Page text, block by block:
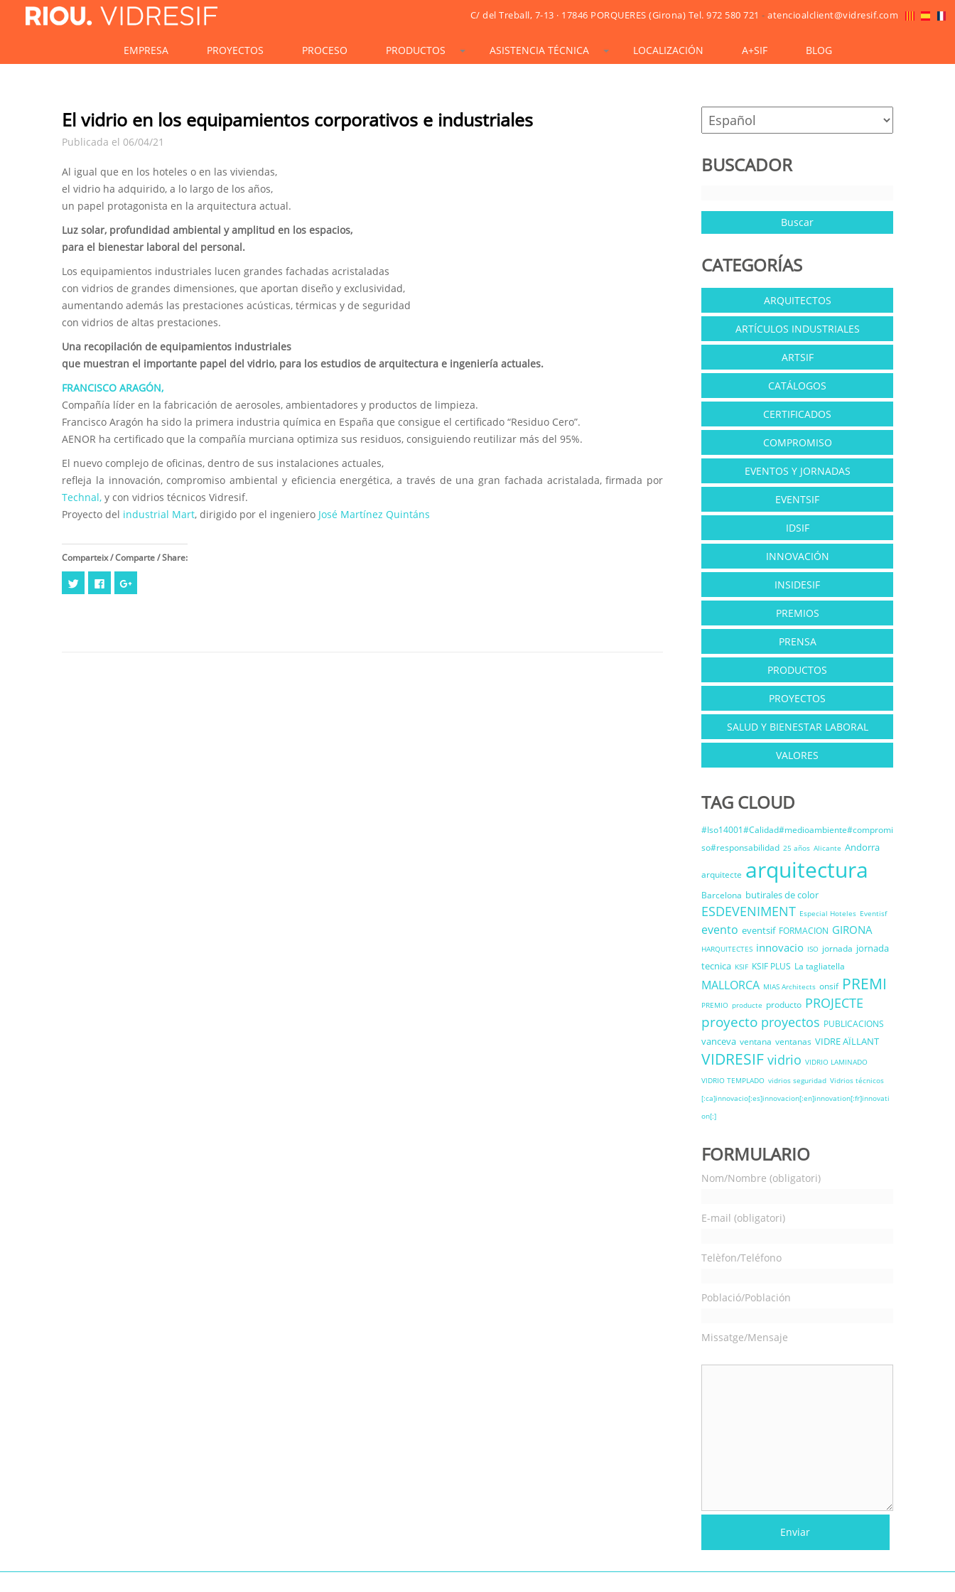
C/ del Treball, 7-13 · 17846 PORQUERES (Girona) Tel. 972 580 721 -atencioalclient@vidresif.com
EMPRESA PROYECTOS PROCESO PRODUCTOS ASISTENCIA TÉCNICA LOCALIZACIÓN A+SIF BLOG
El vidrio en los equipamientos corporativos e industriales
Publicada el 06/04/21
Al igual que en los hoteles o en las viviendas,
el vidrio ha adquirido, a lo largo de los años,
un papel protagonista en la arquitectura actual.
Luz solar, profundidad ambiental y amplitud en los espacios,
para el bienestar laboral del personal.
Los equipamientos industriales lucen grandes fachadas acristaladas
con vidrios de grandes dimensiones, que aportan diseño y exclusividad,
aumentando además las prestaciones acústicas, térmicas y de seguridad
con vidrios de altas prestaciones.
Una recopilación de equipamientos industriales
que muestran el importante papel del vidrio, para los estudios de arquitectura e ingeniería actuales.
FRANCISCO ARAGÓN,
Compañía líder en la fabricación de aerosoles, ambientadores y productos de limpieza.
Francisco Aragón ha sido la primera industria química en España que consigue el certificado “Residuo Cero”.
AENOR ha certificado que la compañía murciana optimiza sus residuos, consiguiendo reutilizar más del 95%.
El nuevo complejo de oficinas, dentro de sus instalaciones actuales,
refleja la innovación, compromiso ambiental y eficiencia energética, a través de una gran fachada acristalada, firmada por
Technal, y con vidrios técnicos Vidresif.
Proyecto del industrial Mart, dirigido por el ingeniero José Martínez Quintáns
Comparteix / Comparte / Share:
Haz
para
Haz
para para
BUSCADOR
CATEGORÍAS
ARQUITECTOS
ARTÍCULOS INDUSTRIALES
ARTSIF
CATÁLOGOS
CERTIFICADOS
COMPROMISO
EVENTOS Y JORNADAS
EVENTSIF
IDSIF
INNOVACIÓN
INSIDESIF
PREMIOS
PRENSA
PRODUCTOS
PROYECTOS
SALUD Y BIENESTAR LABORAL
VALORES
TAG CLOUD
#Iso14001#Calidad#medioambiente#compromi
so#responsabilidad 25 años Alicante Andorra
arquitecte arquitectura
Barcelona butirales de color
ESDEVENIMENT Especial Hoteles Eventisf
evento eventsif FORMACION GIRONA
HARQUITECTES innovacio ISO jornada jornada
tecnica KSIF KSIF PLUS La tagliatella
MALLORCA MIAS Architects onsif PREMI
PREMIO producte producto PROJECTE
proyecto proyectos PUBLICACIONS
vanceva ventana ventanas VIDRE AÏLLANT
VIDRESIF vidrio VIDRIO LAMINADO
VIDRIO TEMPLADO vidrios seguridad Vidrios técnicos
[:ca]innovacio[:es]innovacion[:en]innovation[:fr]innovati
on[:]
FORMULARIO
Nom/Nombre (obligatori)
E-mail (obligatori)
Telèfon/Teléfono
Població/Población
Missatge/Mensaje